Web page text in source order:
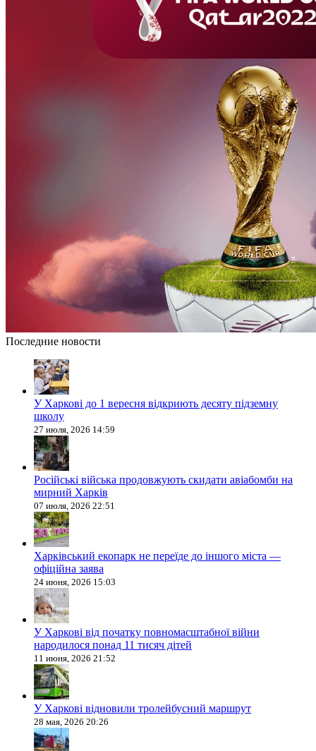
Последние новости
У Харкові до 1 вересня відкриють десяту підземну
школу
27 июля, 2026 14:59
Російські війська продовжують скидати авіабомби на
мирний Харків
07 июля, 2026 22:51
Харківський екопарк не переїде до іншого міста —
офіційна заява
24 июня, 2026 15:03
У Харкові від початку повномасштабної війни
народилося понад 11 тисяч дітей
11 июня, 2026 21:52
У Харкові відновили тролейбусний маршрут
28 мая, 2026 20:26